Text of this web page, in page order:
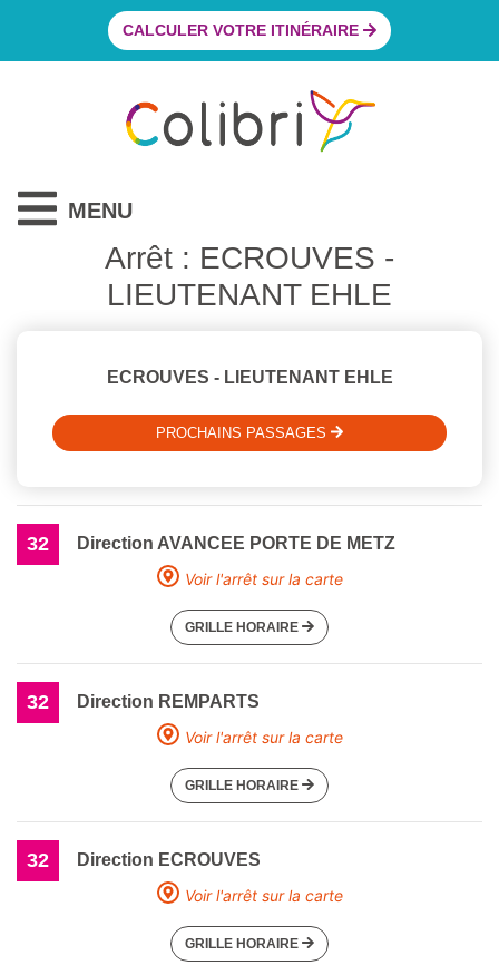
CALCULER VOTRE ITINÉRAIRE
MENU
Arrêt : ECROUVES -
LIEUTENANT EHLE
ECROUVES - LIEUTENANT EHLE
PROCHAINS PASSAGES
32
Direction AVANCEE PORTE DE METZ
Voir l'arrêt sur la carte
GRILLE HORAIRE
32
Direction REMPARTS
Voir l'arrêt sur la carte
GRILLE HORAIRE
32
Direction ECROUVES
Voir l'arrêt sur la carte
GRILLE HORAIRE